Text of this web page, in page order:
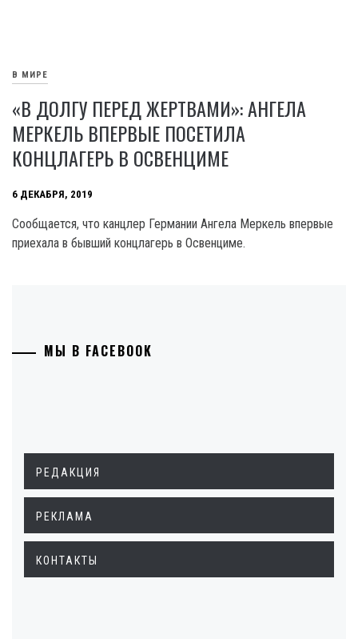
В МИРЕ
«В ДОЛГУ ПЕРЕД ЖЕРТВАМИ»: АНГЕЛА
МЕРКЕЛЬ ВПЕРВЫЕ ПОСЕТИЛА
КОНЦЛАГЕРЬ В ОСВЕНЦИМЕ
6 ДЕКАБРЯ, 2019
Сообщается, что канцлер Германии Ангела Меркель впервые
приехала в бывший концлагерь в Освенциме.
МЫ В FACEBOOK
РЕДАКЦИЯ
РЕКЛАМА
КОНТАКТЫ